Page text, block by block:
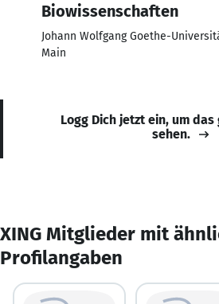
Biowissenschaften
Johann Wolfgang Goethe-
Main
Logg Dich jetzt ein, um
sehen.
XING Mitglieder mit
Profilangaben